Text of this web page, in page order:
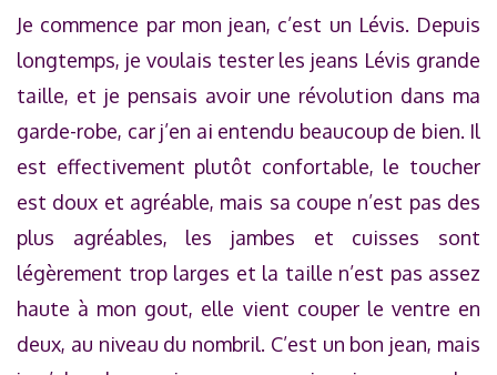
Je commence par mon jean, c’est un Lévis. Depuis
longtemps, je voulais tester les jeans Lévis grande
taille, et je pensais avoir une révolution dans ma
garde-robe, car j’en ai entendu beaucoup de bien. Il
est effectivement plutôt confortable, le toucher
est doux et agréable, mais sa coupe n’est pas des
plus agréables, les jambes et cuisses sont
légèrement trop larges et la taille n’est pas assez
haute à mon gout, elle vient couper le ventre en
deux, au niveau du nombril. C’est un bon jean, mais